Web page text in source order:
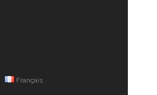
Français